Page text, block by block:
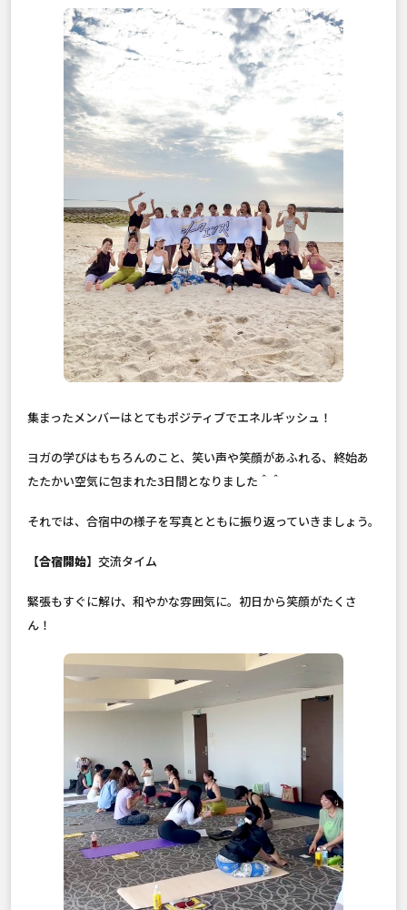
集まったメンバーはとてもポジティブでエネルギッシュ！
ヨガの学びはもちろんのこと、笑い声や笑顔があふれる、終始あ
たたかい空気に包まれた3日間となりました＾＾
それでは、合宿中の様子を写真とともに振り返っていきましょう。
【合宿開始】 交流タイム
緊張もすぐに解け、和やかな雰囲気に。初日から笑顔がたくさ
ん！